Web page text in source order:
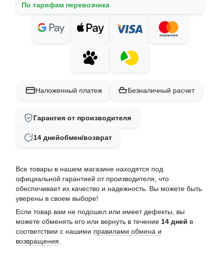
По тарифам перевозчика
Наложенный платеж Безналичный расчет
Гарантия от производителя
14 днейобмен/возврат
Все товары в нашем магазине находятся под
официальной гарантией от производителя, что
обеспечивает их качество и надежность. Вы можете быть
уверены в своем выборе!
Если товар вам не подошел или имеет дефекты, вы
можете обменять его или вернуть в течение 14 дней в
соответствии с нашими правилами обмена и
возвращения